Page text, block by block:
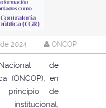
2024 ONCOP
de
(ONCOP), en
principio de